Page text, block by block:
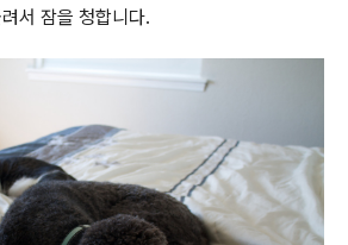
서 잠을 청합니다.